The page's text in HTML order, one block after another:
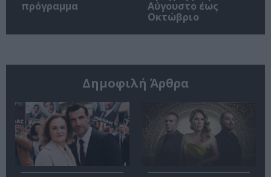
πρόγραμμα
Αύγουστο έως
Οκτώβριο
Δημοφιλή Άρθρα